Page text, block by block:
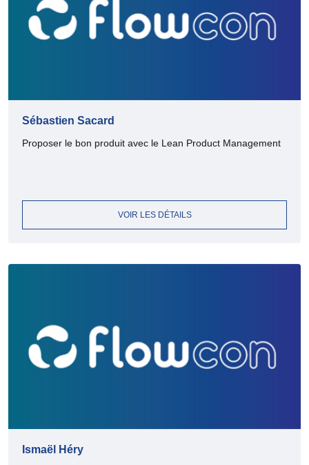
Sébastien Sacard
Proposer le bon produit avec le Lean Product Management
VOIR LES DÉTAILS
Ismaël Héry